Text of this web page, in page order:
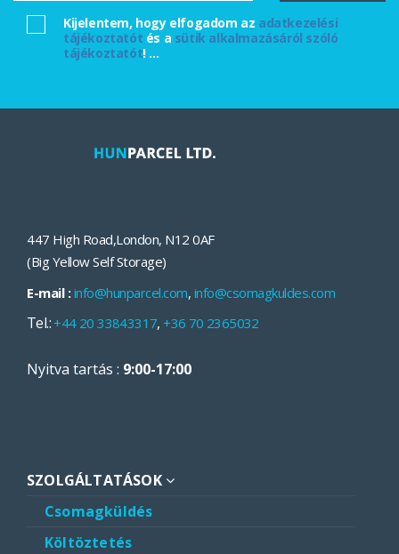
Kijelentem, hogy elfogadom az adatkezelési
tájékoztatót és a sütik alkalmazásáról szóló
tájékoztatót! ...
447 High Road,London, N12 0AF
(Big Yellow Self Storage)
E-mail : info@hunparcel.com, info@csomagkuldes.com
Tel.:+44 20 33843317,+36 70 2365032
Nyitva tartás : 9:00-17:00
SZOLGÁLTATÁSOK
Csomagküldés
Költöztetés